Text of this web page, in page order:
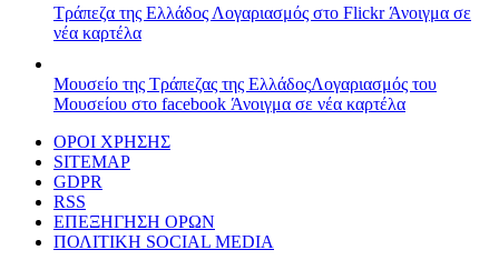
Τράπεζα της Ελλάδος Λογαριασμός στο FlickrΆνοιγμα σε
νέα καρτέλα
Μουσείο της Τράπεζας της ΕλλάδοςΛογαριασμός του
Μουσείου στο facebook Άνοιγμα σε νέα καρτέλα
ΟΡΟΙ ΧΡΗΣΗΣ
SITEMAP
GDPR
RSS
ΕΠΕΞΗΓΗΣΗ ΟΡΩΝ
ΠΟΛΙΤΙΚΗ SOCIAL MEDIA